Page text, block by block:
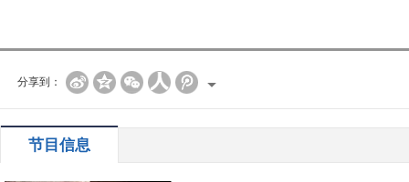
分享到：
节目信息